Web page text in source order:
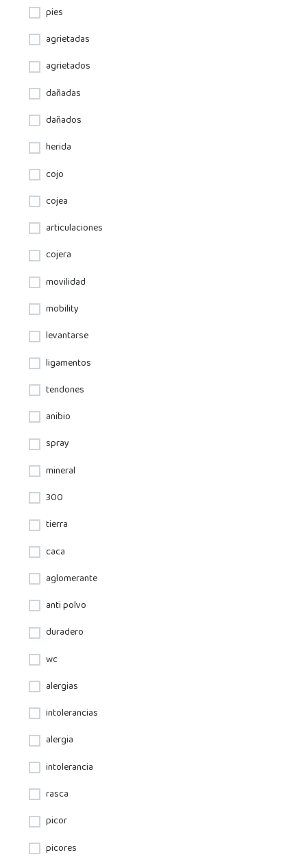
pies
agrietadas
agrietados
dañadas
dañados
herida
cojo
cojea
articulaciones
cojera
movilidad
mobility
levantarse
ligamentos
tendones
anibio
spray
mineral
300
tierra
caca
aglomerante
anti polvo
duradero
wc
alergias
intolerancias
alergia
intolerancia
rasca
picor
picores